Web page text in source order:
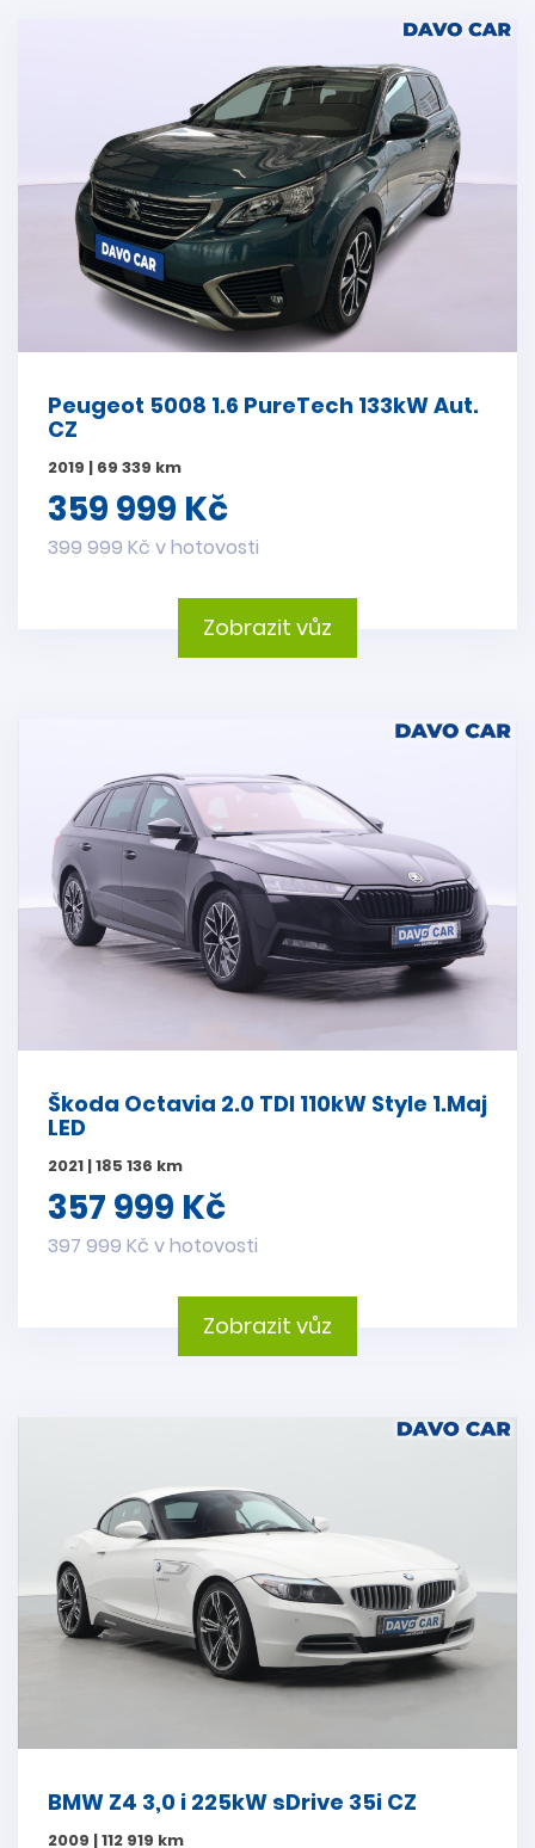
Peugeot 5008 1.6 PureTech 133kW Aut.
CZ
2019 | 69 339 km
359 999 Kč
399 999 Kč v hotovosti
Zobrazit vůz
Škoda Octavia 2.0 TDI 110kW Style 1.Maj
LED
2021 | 185 136 km
357 999 Kč
397 999 Kč v hotovosti
Zobrazit vůz
BMW Z4 3,0 i 225kW sDrive 35i CZ
2009 | 112 919 km